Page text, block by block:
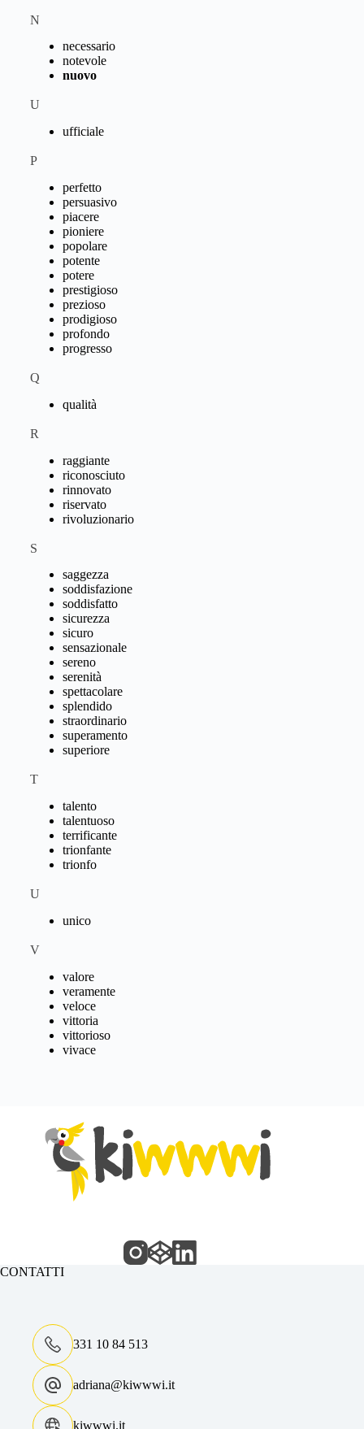
N
necessario
notevole
nuovo
U
ufficiale
P
perfetto
persuasivo
piacere
pioniere
popolare
potente
potere
prestigioso
prezioso
prodigioso
profondo
progresso
Q
qualità
R
raggiante
riconosciuto
rinnovato
riservato
rivoluzionario
S
saggezza
soddisfazione
soddisfatto
sicurezza
sicuro
sensazionale
sereno
serenità
spettacolare
splendido
straordinario
superamento
superiore
T
talento
talentuoso
terrificante
trionfante
trionfo
U
unico
V
valore
veramente
veloce
vittoria
vittorioso
vivace
CONTATTI
331 10 84 513
adriana@kiwwwi.it
kiwwwi.it